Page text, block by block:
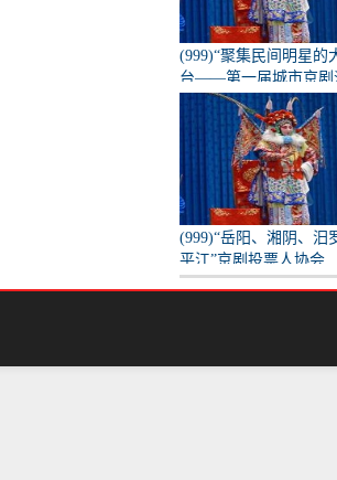
(999)“聚集民间明星的
台——第一届城市京剧
龙”训练成果的表演
(999)“岳阳、湘阴、汨
平江”京剧投票人协会